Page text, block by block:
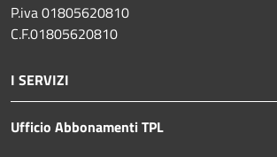
P.iva 01805620810
C.F.01805620810
I SERVIZI
Ufficio Abbonamenti TPL